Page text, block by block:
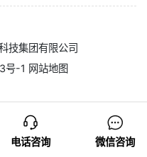
技集团有限公司
号-1 网站地图
电话咨询 微信咨询